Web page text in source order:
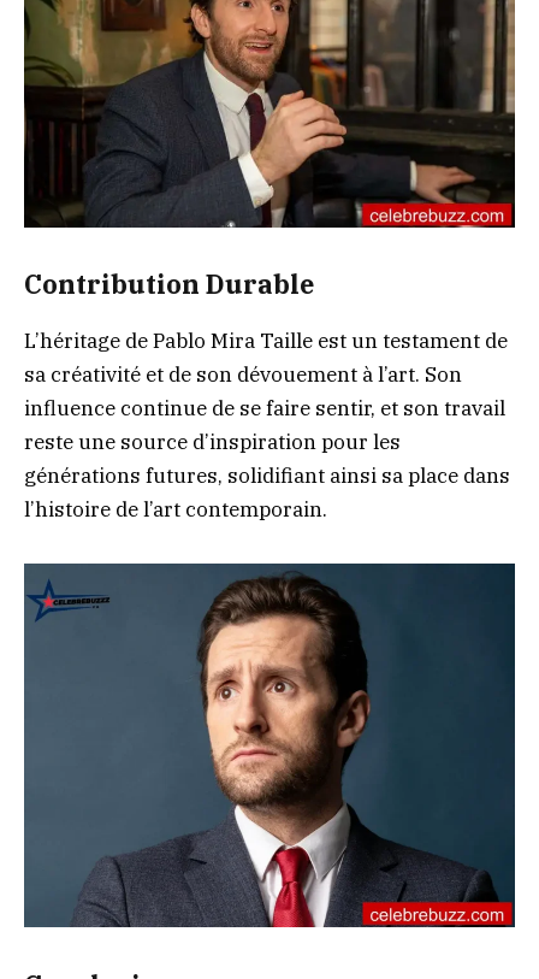
Contribution Durable
L’héritage de Pablo Mira Taille est un testament de
sa créativité et de son dévouement à l’art. Son
influence continue de se faire sentir, et son travail
reste une source d’inspiration pour les
générations futures, solidifiant ainsi sa place dans
l’histoire de l’art contemporain.